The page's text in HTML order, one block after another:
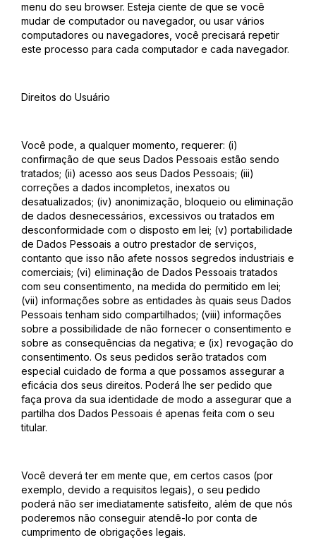
menu do seu browser. Esteja ciente de que se você
mudar de computador ou navegador, ou usar vários
computadores ou navegadores, você precisará repetir
este processo para cada computador e cada navegador.
Direitos do Usuário
Você pode, a qualquer momento, requerer: (i)
confirmação de que seus Dados Pessoais estão sendo
tratados; (ii) acesso aos seus Dados Pessoais; (iii)
correções a dados incompletos, inexatos ou
desatualizados; (iv) anonimização, bloqueio ou eliminação
de dados desnecessários, excessivos ou tratados em
desconformidade com o disposto em lei; (v) portabilidade
de Dados Pessoais a outro prestador de serviços,
contanto que isso não afete nossos segredos industriais e
comerciais; (vi) eliminação de Dados Pessoais tratados
com seu consentimento, na medida do permitido em lei;
(vii) informações sobre as entidades às quais seus Dados
Pessoais tenham sido compartilhados; (viii) informações
sobre a possibilidade de não fornecer o consentimento e
sobre as consequências da negativa; e (ix) revogação do
consentimento. Os seus pedidos serão tratados com
especial cuidado de forma a que possamos assegurar a
eficácia dos seus direitos. Poderá lhe ser pedido que
faça prova da sua identidade de modo a assegurar que a
partilha dos Dados Pessoais é apenas feita com o seu
titular.
Você deverá ter em mente que, em certos casos (por
exemplo, devido a requisitos legais), o seu pedido
poderá não ser imediatamente satisfeito, além de que nós
poderemos não conseguir atendê-lo por conta de
cumprimento de obrigações legais.